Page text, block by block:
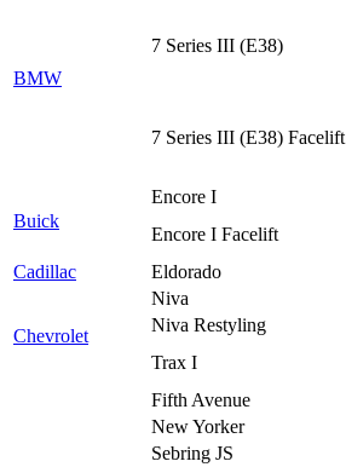
BMW
7 Series III (E38)
7 Series III (E38) Facelift
Buick
Encore I
Encore I Facelift
Cadillac
Eldorado
Chevrolet
Niva
Niva Restyling
Trax I
Fifth Avenue
New Yorker
Sebring JS